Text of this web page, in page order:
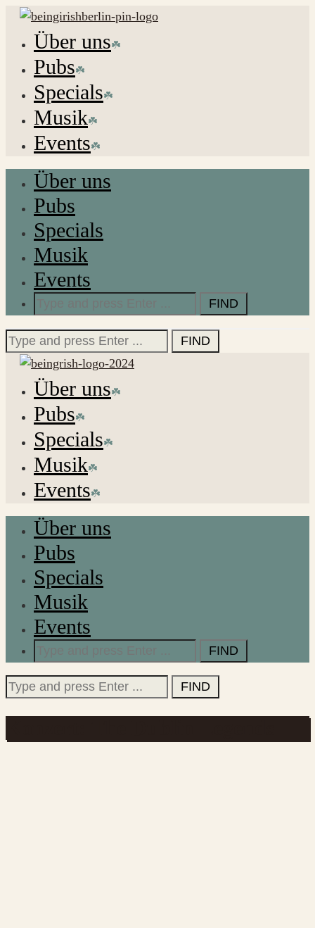
Über uns
Pubs
Specials
Musik
Events
Über uns
Pubs
Specials
Musik
Events
for:
Search
for:
Über uns
Pubs
Specials
Musik
Events
Über uns
Pubs
Specials
Musik
Events
for:
Search
for: